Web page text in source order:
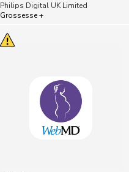
Philips Digital UK Limited
Grossesse +